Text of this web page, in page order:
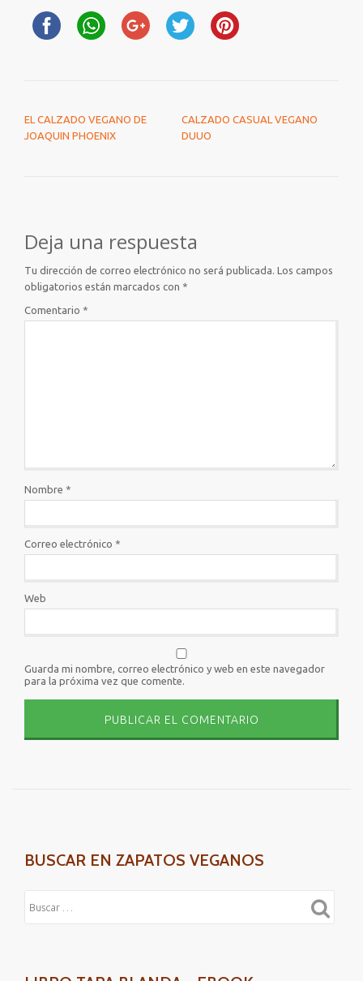
EL CALZADO VEGANO DE
JOAQUIN PHOENIX
CALZADO CASUAL VEGANO
DUUO
Deja una respuesta
Tu dirección de correo electrónico no será publicada. Los campos
obligatorios están marcados con *
Comentario *
Nombre *
Correo electrónico *
Web
Guarda mi nombre, correo electrónico y web en este navegador
para la próxima vez que comente.
BUSCAR EN ZAPATOS VEGANOS